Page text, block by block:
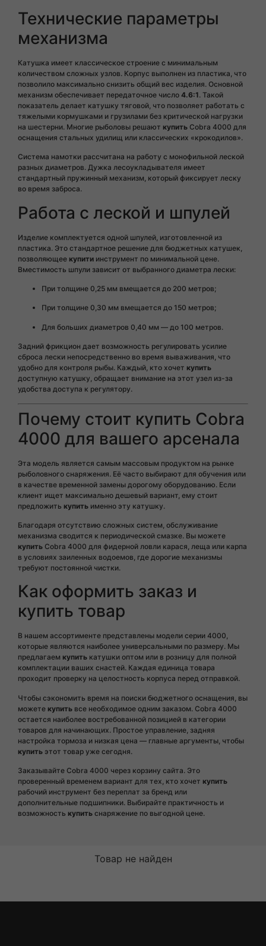
Технические параметры
механизма
Катушка имеет классическое строение с минимальным
количеством сложных узлов. Корпус выполнен из пластика, что
позволило максимально снизить общий вес изделия. Основной
механизм обеспечивает передаточное число 4.6:1. Такой
показатель делает катушку тяговой, что позволяет работать с
тяжелыми кормушками и грузилами без критической нагрузки
на шестерни. Многие рыболовы решают купить Cobra 4000 для
оснащения стальных удилищ или классических «крокодилов».
Система намотки рассчитана на работу с монофильной леской
разных диаметров. Дужка лесоукладывателя имеет
стандартный пружинный механизм, который фиксирует леску
во время заброса.
Работа с леской и шпулей
Изделие комплектуется одной шпулей, изготовленной из
пластика. Это стандартное решение для бюджетных катушек,
позволяющее купити инструмент по минимальной цене.
Вместимость шпули зависит от выбранного диаметра лески:
При толщине 0,25 мм вмещается до 200 метров;
При толщине 0,30 мм вмещается до 150 метров;
Для больших диаметров 0,40 мм — до 100 метров.
Задний фрикцион дает возможность регулировать усилие
сброса лески непосредственно во время вываживания, что
удобно для контроля рыбы. Каждый, кто хочет купить
доступную катушку, обращает внимание на этот узел из-за
удобства доступа к регулятору.
Почему стоит купить Cobra
4000 для вашего арсенала
Эта модель является самым массовым продуктом на рынке
рыболовного снаряжения. Её часто выбирают для обучения или
в качестве временной замены дорогому оборудованию. Если
клиент ищет максимально дешевый вариант, ему стоит
предложить купить именно эту катушку.
Благодаря отсутствию сложных систем, обслуживание
механизма сводится к периодической смазке. Вы можете
купить Cobra 4000 для фидерной ловли карася, леща или карпа
в условиях заиленных водоемов, где дорогие механизмы
требуют постоянной чистки.
Как оформить заказ и
купить товар
В нашем ассортименте представлены модели серии 4000,
которые являются наиболее универсальными по размеру. Мы
предлагаем купить катушки оптом или в розницу для полной
комплектации ваших снастей. Каждая единица товара
проходит проверку на целостность корпуса перед отправкой.
Чтобы сэкономить время на поиски бюджетного оснащения, вы
можете купить все необходимое одним заказом. Cobra 4000
остается наиболее востребованной позицией в категории
товаров для начинающих. Простое управление, задняя
настройка тормоза и низкая цена — главные аргументы, чтобы
купить этот товар уже сегодня.
Заказывайте Cobra 4000 через корзину сайта. Это
проверенный временем вариант для тех, кто хочет купить
рабочий инструмент без переплат за бренд или
дополнительные подшипники. Выбирайте практичность и
возможность купить снаряжение по выгодной цене.
Товар не найден